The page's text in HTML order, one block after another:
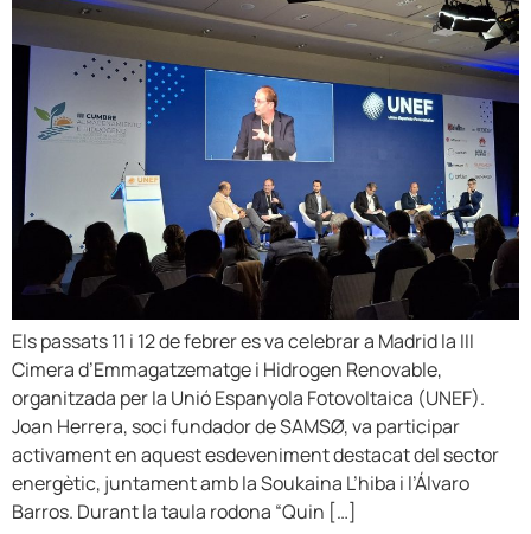
Els passats 11 i 12 de febrer es va celebrar a Madrid la III
Cimera d’Emmagatzematge i Hidrogen Renovable,
organitzada per la Unió Espanyola Fotovoltaica (UNEF).
Joan Herrera, soci fundador de SAMSØ, va participar
activament en aquest esdeveniment destacat del sector
energètic, juntament amb la Soukaina L’hiba i l’Álvaro
Barros. Durant la taula rodona “Quin […]